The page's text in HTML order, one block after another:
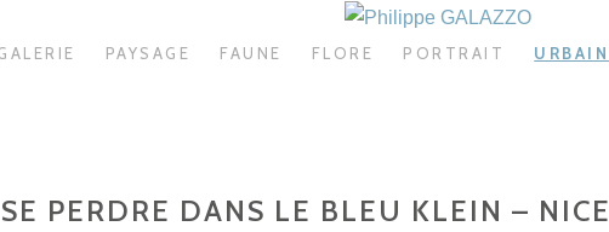
PAYSAGE FAUNE FLORE PORTRAIT URBAIN
SE PERDRE DANS LE BLEU KLEIN – NICE